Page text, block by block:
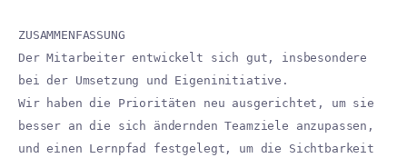
ZUSAMMENFASSUNG
Der Mitarbeiter entwickelt sich gut, insbesondere
bei der Umsetzung und Eigeninitiative.
Wir haben die Prioritäten neu ausgerichtet, um sie
besser an die sich ändernden Teamziele anzupassen,
und einen Lernpfad festgelegt, um die Sichtbarkeit